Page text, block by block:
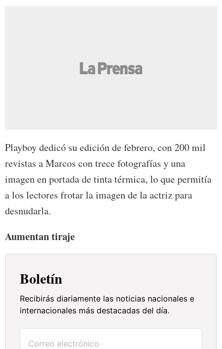
Playboy dedicó su edición de febrero, con 200 mil
revistas a Marcos con trece fotografías y una
imagen en portada de tinta térmica, lo que permitía
a los lectores frotar la imagen de la actriz para
desnudarla.
Aumentan tiraje
Boletín
Recibirás diariamente las noticias nacionales e
internacionales más destacadas del día.